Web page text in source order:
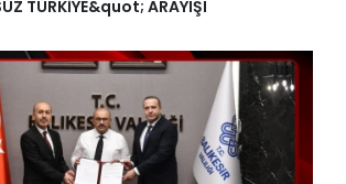
TÜRKİYE&quot; ARAYIŞI